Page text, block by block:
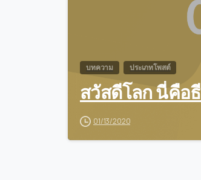
บทความ ประเภทโพสต์
สวัสดีโลก นี่คือ
01/13/2020